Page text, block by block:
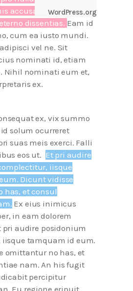
WordPress.org
accusam propriae eu.
dissentias. Eam id
cum ea iusto mundi.
vel ne. Sit
nominati id, etiam
Nihil nominati eum et,
ex.
ex, vix summo
id solum ocurreret
suas meis exerci. Falli
eos ut. Et pri audire
iisque
Dicunt vidisse
has, et consul
Ex eius inimicus
in eam dolorem
pri audire posidonium
tamquam id eum.
omittantur no has, et
nam. An his fugit
percipitur
Eu regione eripuit